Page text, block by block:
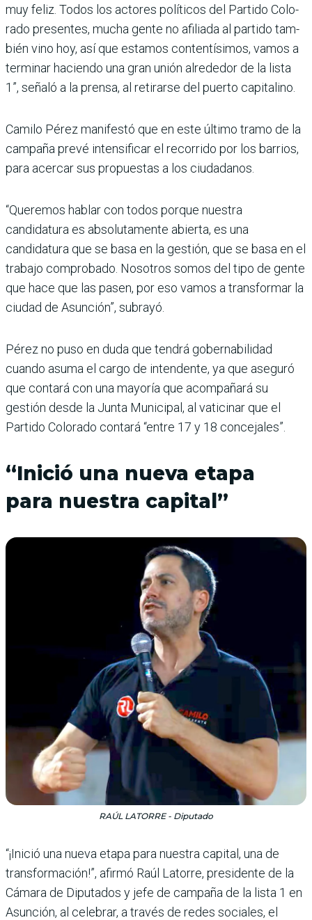
muy feliz. Todos los actores políticos del Partido Colo­
rado presentes, mucha gente no afiliada al partido tam­
bién vino hoy, así que esta­mos contentísimos, vamos a
terminar haciendo una gran unión alrededor de la lista
1”, señaló a la prensa, al reti­rarse del puerto capitalino.
Camilo Pérez manifestó que en este último tramo de la
campaña prevé intensificar el recorrido por los barrios,
para acercar sus propuestas a los ciudadanos.
“Queremos hablar con todos porque nuestra
candidatura es absolutamente abierta, es una
candidatura que se basa en la gestión, que se basa en el
trabajo compro­bado. Nosotros somos del tipo de gente
que hace que las pasen, por eso vamos a transformar la
ciudad de Asunción”, subrayó.
Pérez no puso en duda que tendrá gobernabilidad
cuando asuma el cargo de intendente, ya que aseguró
que contará con una mayoría que acompañará su
gestión desde la Junta Municipal, al vaticinar que el
Partido Colorado contará “entre 17 y 18 concejales”.
“Inició una nueva etapa
para nuestra capital”
RAÚL LATORRE - Diputado
“¡Inició una nueva etapa para nuestra capital, una de
transformación!”, afirmó Raúl Latorre, presidente de la
Cámara de Diputados y jefe de campaña de la lista 1 en
Asunción, al celebrar, a través de redes sociales, el